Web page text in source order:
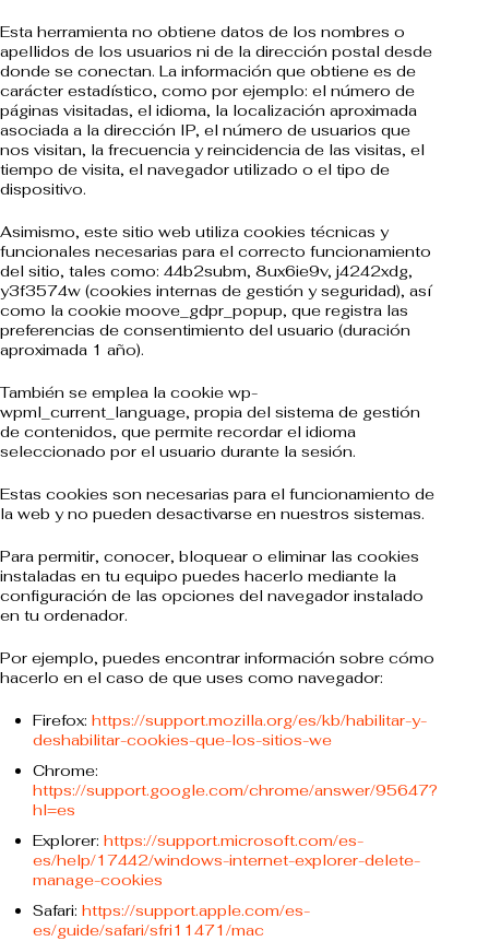
Esta herramienta no obtiene datos de los nombres o
apellidos de los usuarios ni de la dirección postal desde
donde se conectan. La información que obtiene es de
carácter estadístico, como por ejemplo: el número de
páginas visitadas, el idioma, la localización aproximada
asociada a la dirección IP, el número de usuarios que
nos visitan, la frecuencia y reincidencia de las visitas, el
tiempo de visita, el navegador utilizado o el tipo de
dispositivo.
Asimismo, este sitio web utiliza cookies técnicas y
funcionales necesarias para el correcto funcionamiento
del sitio, tales como: 44b2subm, 8ux6ie9v, j4242xdg,
y3f3574w (cookies internas de gestión y seguridad), así
como la cookie moove_gdpr_popup, que registra las
preferencias de consentimiento del usuario (duración
aproximada 1 año).
También se emplea la cookie wp-
wpml_current_language, propia del sistema de gestión
de contenidos, que permite recordar el idioma
seleccionado por el usuario durante la sesión.
Estas cookies son necesarias para el funcionamiento de
la web y no pueden desactivarse en nuestros sistemas.
Para permitir, conocer, bloquear o eliminar las cookies
instaladas en tu equipo puedes hacerlo mediante la
configuración de las opciones del navegador instalado
en tu ordenador.
Por ejemplo, puedes encontrar información sobre cómo
hacerlo en el caso de que uses como navegador:
Firefox: https://support.mozilla.org/es/kb/habilitar-y-
deshabilitar-cookies-que-los-sitios-we
Chrome:
https://support.google.com/chrome/answer/95647?
hl=es
Explorer: https://support.microsoft.com/es-
es/help/17442/windows-internet-explorer-delete-
manage-cookies
Safari: https://support.apple.com/es-
es/guide/safari/sfri11471/mac